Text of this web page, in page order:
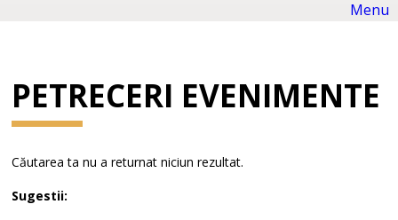
PETRECERI EVENIMENTE
Căutarea ta nu a returnat niciun rezultat.
Sugestii: